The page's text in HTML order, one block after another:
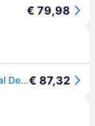
€ 79,98
Bosch Home & Garden, Detectoren, Universal Detect (Bodemanalysator, Lijnzoeker)€ 87,32